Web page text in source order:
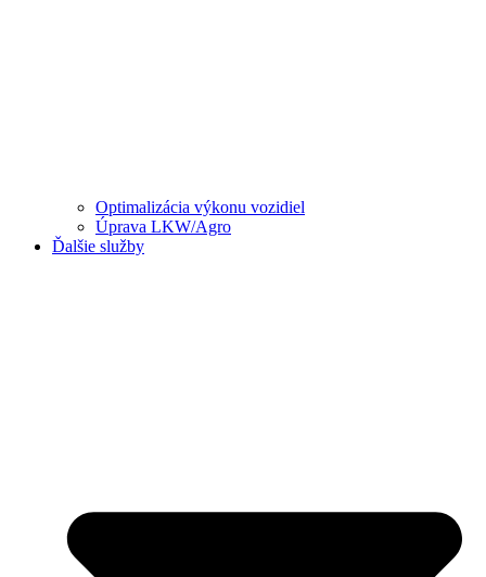
Optimalizácia výkonu vozidiel
Úprava LKW/Agro
Ďalšie služby